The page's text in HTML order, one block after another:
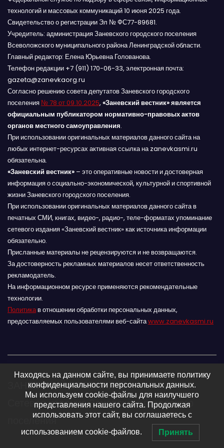
технологий и массовых коммуникаций 10 июня 2025 года.
Свидетельство о регистрации Эл № ФС77-89681.
Учредитель: администрация Заневского городского поселения
Всеволожского муниципального района Ленинградской области.
Главный редактор: Елена Юрьевна Голованова.
Телефон редакции +7 (911) 170-06-33, электронная почта:
gazeta@zanevkaorg.ru
Согласно решению совета депутатов Заневского городского
поселения № 78 от 09.10.2025, «Заневский вестник» является
официальным публикатором нормативно-правовых актов
органов местного самоуправления.
При использовании оригинальных материалов данного сайта на
любых интернет-ресурсах активная ссылка на zanevkasmi.ru
обязательна.
«Заневский вестник» – это оперативные новости и достоверная
информация о социально-экономической, культурной и спортивной
жизни Заневского городского поселения.
При использовании оригинальных материалов данного сайта в
печатных СМИ, книгах, видео-, радио-, теле-форматах упоминание
сетевого издания «Заневский вестник» как источника информации
обязательно.
Присланные материалы не рецензируются и не возвращаются.
За достоверность рекламных материалов несет ответственность
рекламодатель.
На информационном ресурсе применяются рекомендательные
технологии.
Политикав отношении обработки персональных данных,
предоставляемых пользователями веб-сайтаwww.zanevkasmi.ru
ЗАНЕВСКИЙ ВЕСТНИК 16+
Сетевое издание Заневского городского
поселения
Находясь на данном сайте, вы принимаете политику
конфиденциальности персональных данных.
Мы используем cookie-файлы для наилучшего
представления нашего сайта. Продолжая
использовать этот сайт, вы соглашаетесь с
использованием cookie-файлов. Принять